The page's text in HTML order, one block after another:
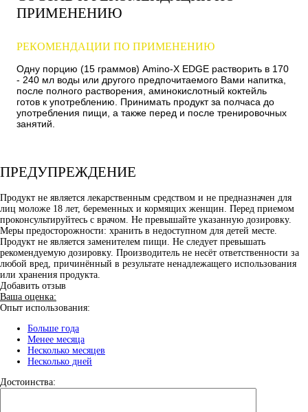
ПРИМЕНЕНИЮ
РЕКОМЕНДАЦИИ ПО ПРИМЕНЕНИЮ
Одну порцию (15 граммов) Amino-X EDGE растворить в 170
- 240 мл воды или другого предпочитаемого Вами напитка,
после полного растворения, аминокислотный коктейль
готов к употреблению. Принимать продукт за полчаса до
употребления пищи, а также перед и после тренировочных
занятий.
ПРЕДУПРЕЖДЕНИЕ
Продукт не является лекарственным средством и не предназначен для
лиц моложе 18 лет, беременных и кормящих женщин. Перед приемом
проконсультируйтесь с врачом. Не превышайте указанную дозировку.
Меры предосторожности: хранить в недоступном для детей месте.
Продукт не является заменителем пищи. Не следует превышать
рекомендуемую дозировку. Производитель не несёт ответственности за
любой вред, причинённый в результате ненадлежащего использования
или хранения продукта.
Добавить отзыв
Ваша оценка:
Опыт использования:
Больше года
Менее месяца
Несколько месяцев
Несколько дней
Достоинства: